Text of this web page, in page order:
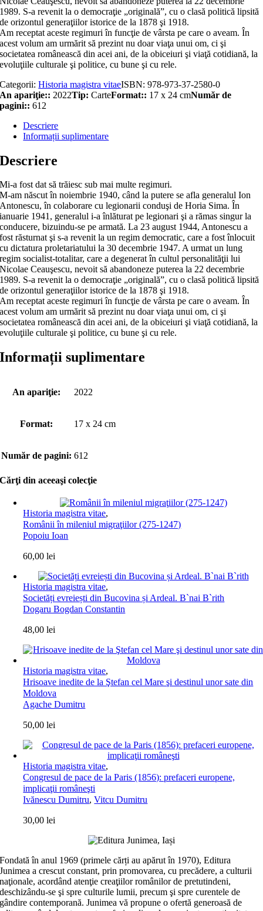
1989. S-a revenit la o democraţie „originală”, cu o clasă politică lipsită
de orizontul generaţiilor istorice de la 1878 şi 1918.
Am receptat aceste regimuri în funcţie de vârsta pe care o aveam. În
acest volum am urmărit să prezint nu doar viaţa unui om, ci şi
societatea românească din acei ani, de la obiceiuri şi viaţă cotidiană, la
evoluţiile culturale şi politice, cu bune şi cu rele.
Categorii:Historia magistra vitaeISBN:978-973-37-2580-0
An apariţie:: 2022Tip: CarteFormat:: 17 x 24 cmNumăr de
pagini:: 612
Descriere
Informații suplimentare
Descriere
Mi-a fost dat să trăiesc sub mai multe regimuri.
M-am născut în noiembrie 1940, când la putere se afla generalul Ion
Antonescu, în colaborare cu legionarii conduşi de Horia Sima. În
ianuarie 1941, generalul i-a înlăturat pe legionari şi a rămas singur la
conducere, bizuindu-se pe armată. La 23 august 1944, Antonescu a
fost răsturnat şi s-a revenit la un regim democratic, care a fost înlocuit
cu dicta­tura proletariatului la 30 decembrie 1947. A urmat un lung
regim socialist-totalitar, care a degenerat în cultul persona­lită­ţii lui
Nicolae Ceauşescu, nevoit să abandoneze puterea la 22 decembrie
1989. S-a revenit la o democraţie „originală”, cu o clasă politică lipsită
de orizontul generaţiilor istorice de la 1878 şi 1918.
Am receptat aceste regimuri în funcţie de vârsta pe care o aveam. În
acest volum am urmărit să prezint nu doar viaţa unui om, ci şi
societatea românească din acei ani, de la obiceiuri şi viaţă cotidiană, la
evoluţiile culturale şi politice, cu bune şi cu rele.
Informații suplimentare
An apariţie: 2022
Format: 17 x 24 cm
Număr de pagini: 612
Cărţi din aceeaşi colecţie
Historia magistra vitae,
Românii în mileniul migraţiilor (275-1247)
Popoiu Ioan
60,00lei
Historia magistra vitae,
Societăți evreiești din Bucovina și Ardeal. B`nai B`rith
Dogaru Bogdan Constantin
48,00lei
Historia magistra vitae,
Hrisoave inedite de la Ştefan cel Mare şi destinul unor sate din
Moldova
Agache Dumitru
50,00lei
Historia magistra vitae,
Congresul de pace de la Paris (1856): prefaceri europene,
implicaţii româneşti
Ivănescu Dumitru,Vitcu Dumitru
30,00lei
Fondată în anul 1969 (primele cărți au apărut în 1970), Editura
Junimea a crescut constant, prin promovarea, cu precădere, a culturii
naţionale, acordând atenţie creaţiilor românilor de pretutindeni,
deschizându-se şi spre culturile lumii, precum şi spre curentele de
gândire contemporană. Junimea vă propune o ofertă generoasă de